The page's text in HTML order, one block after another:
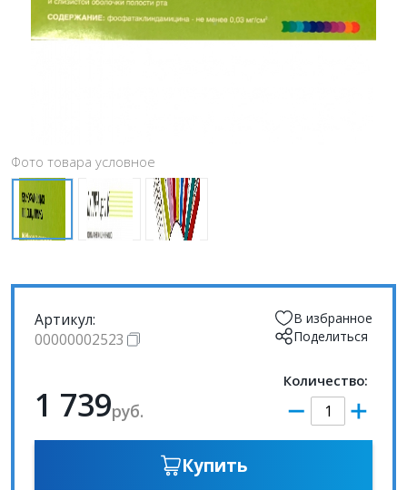
Фото товара условное
Артикул:
00000002523
В избранное
Поделиться
1 739руб.
Количество:
Купить